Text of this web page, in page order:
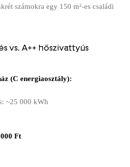
számokra egy 150 m²-es családi
vs. A++ hőszivattyús
(C energiaosztály):
~25 000 kWh
Ft